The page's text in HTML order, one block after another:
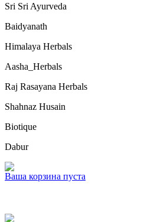
Sri Sri Ayurveda
Baidyanath
Himalaya Herbals
Aasha_Herbals
Raj Rasayana Herbals
Shahnaz Husain
Biotique
Dabur
Ваша корзина пуста